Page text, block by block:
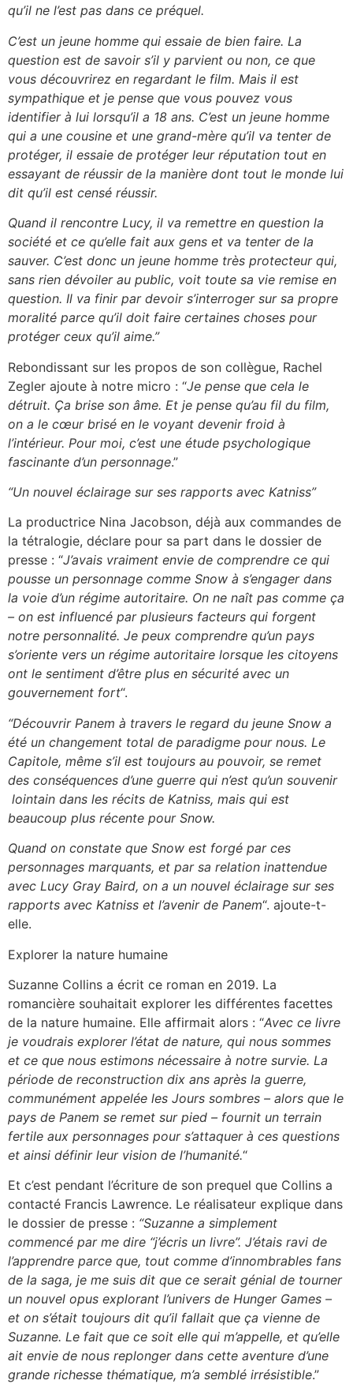
qu’il ne l’est pas dans ce préquel.
C’est un jeune homme qui essaie de bien faire. La
question est de savoir s’il y parvient ou non, ce que
vous découvrirez en regardant le film. Mais il est
sympathique et je pense que vous pouvez vous
identifier à lui lorsqu’il a 18 ans. C’est un jeune homme
qui a une cousine et une grand-mère qu’il va tenter de
protéger, il essaie de protéger leur réputation tout en
essayant de réussir de la manière dont tout le monde lui
dit qu’il est censé réussir.
Quand il rencontre Lucy, il va remettre en question la
société et ce qu’elle fait aux gens et va tenter de la
sauver. C’est donc un jeune homme très protecteur qui,
sans rien dévoiler au public, voit toute sa vie remise en
question. Il va finir par devoir s’interroger sur sa propre
moralité parce qu’il doit faire certaines choses pour
protéger ceux qu’il aime.”
Rebondissant sur les propos de son collègue, Rachel
Zegler ajoute à notre micro : “Je pense que cela le
détruit. Ça brise son âme. Et je pense qu’au fil du film,
on a le cœur brisé en le voyant devenir froid à
l’intérieur. Pour moi, c’est une étude psychologique
fascinante d’un personnage.”
“Un nouvel éclairage sur ses rapports avec Katniss”
La productrice Nina Jacobson, déjà aux commandes de
la tétralogie, déclare pour sa part dans le dossier de
presse : “J’avais vraiment envie de comprendre ce qui
pousse un personnage comme Snow à s’engager dans
la voie d’un régime autoritaire. On ne naît pas comme ça
– on est influencé par plusieurs facteurs qui forgent
notre personnalité. Je peux comprendre qu’un pays
s’oriente vers un régime autoritaire lorsque les citoyens
ont le sentiment d’être plus en sécurité avec un
gouvernement fort“.
“Découvrir Panem à travers le regard du jeune Snow a
été un changement total de paradigme pour nous. Le
Capitole, même s’il est toujours au pouvoir, se remet
des conséquences d’une guerre qui n’est qu’un souvenir
lointain dans les récits de Katniss, mais qui est
beaucoup plus récente pour Snow.
Quand on constate que Snow est forgé par ces
personnages marquants, et par sa relation inattendue
avec Lucy Gray Baird, on a un nouvel éclairage sur ses
rapports avec Katniss et l’avenir de Panem“. ajoute-t-
elle.
Explorer la nature humaine
Suzanne Collins a écrit ce roman en 2019. La
romancière souhaitait explorer les différentes facettes
de la nature humaine. Elle affirmait alors : “Avec ce livre
je voudrais explorer l’état de nature, qui nous sommes
et ce que nous estimons nécessaire à notre survie. La
période de reconstruction dix ans après la guerre,
communément appelée les Jours sombres – alors que le
pays de Panem se remet sur pied – fournit un terrain
fertile aux personnages pour s’attaquer à ces questions
et ainsi définir leur vision de l’humanité.“
Et c’est pendant l’écriture de son prequel que Collins a
contacté Francis Lawrence. Le réalisateur explique dans
le dossier de presse : “Suzanne a simplement
commencé par me dire “j’écris un livre”. J’étais ravi de
l’apprendre parce que, tout comme d’innombrables fans
de la saga, je me suis dit que ce serait génial de tourner
un nouvel opus explorant l’univers de Hunger Games –
et on s’était toujours dit qu’il fallait que ça vienne de
Suzanne. Le fait que ce soit elle qui m’appelle, et qu’elle
ait envie de nous replonger dans cette aventure d’une
grande richesse thématique, m’a semblé irrésistible.”